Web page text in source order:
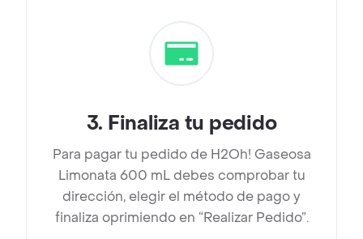
3. Finaliza tu pedido
Para pagar tu pedido de H2Oh! Gaseosa
Limonata 600 mL debes comprobar tu
dirección, elegir el método de pago y
finaliza oprimiendo en “Realizar Pedido”.